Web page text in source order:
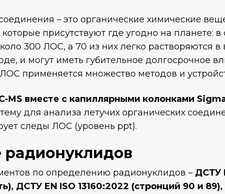
– это органические химические
присутствуют где угодно на планете:
300 ЛОС, а 70 из них легко растворяются
и могут иметь губительное долгосрочное
применяется множество методов и
MS вместе с капиллярными колонками
для анализа летучих органических
следы ЛОС (уровень ppt).
по определению радионуклидов – ДСТУ
ДСТУ EN ISO 13160:2022 (стронций 90 и